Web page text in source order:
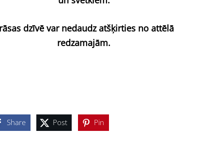
dzīvē var nedaudz atšķirties no attēlā
redzamajām.
Share Post Pin